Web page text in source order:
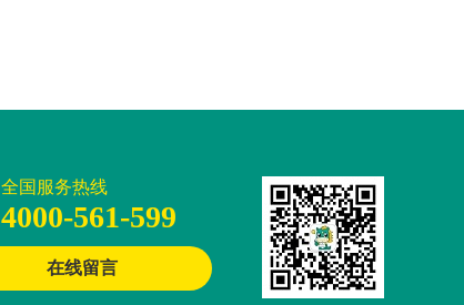
全国服务热线
4000-561-599
在线留言